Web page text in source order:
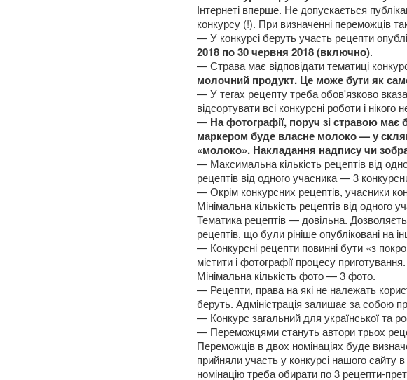
Інтернеті вперше. Не допускається
конкурсу (!). При визначенні переможців
— У конкурсі беруть участь рецепти
2018 по 30 червня 2018 (включно).
— Страва має відповідати тематиці
молочний продукт. Це може бути як
— У тегах рецепту треба обов'язково
відсортувати всі конкурсні роботи і нікого
— На фотографії, поруч зі стравою має
маркером буде власне молоко — у
«молоко». Накладання надпису чи
— Максимальна кількість рецептів від
рецептів від одного учасника — 3
— Окрім конкурсних рецептів, учасники
Мінімальна кількість рецептів від
Тематика рецептів — довільна.
рецептів, що були рініше опубліковані на
— Конкурсні рецепти повинні бути «з
містити і фотографії процесу
Мінімальна кількість фото — 3 фото.
— Рецепти, права на які не належать
беруть. Адміністрація залишає за собою
— Конкурс загальний для української та
— Переможцями стануть автори трьох
Переможців в двох номінаціях буде
прийняли участь у конкурсі нашого
номінацію треба обирати по 3 рецепти-